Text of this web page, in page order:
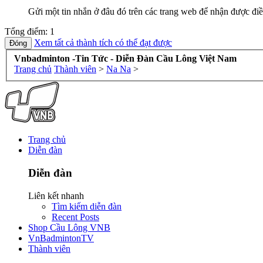
Gửi một tin nhắn ở đâu đó trên các trang web để nhận được
Tổng điểm: 1
Xem tất cả thành tích có thể đạt được
Vnbadminton -Tin Tức - Diễn Đàn Cầu Lông Việt Nam
Trang chủ Thành viên > Na Na >
Trang chủ
Diễn đàn
Diễn đàn
Liên kết nhanh
Tìm kiếm diễn đàn
Recent Posts
Shop Cầu Lông VNB
VnBadmintonTV
Thành viên